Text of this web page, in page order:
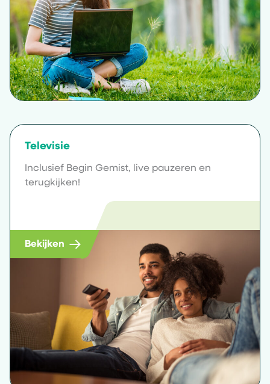
Televisie
Inclusief Begin Gemist, live pauzeren en
terugkijken!
Bekijken